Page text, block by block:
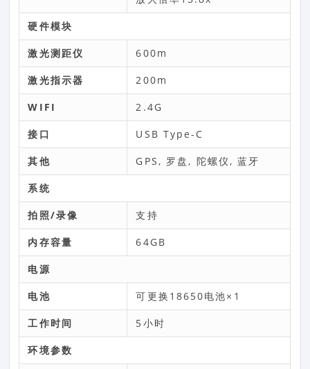
硬件模块
激光测距仪 600m
激光指示器 200m
WIFI 2.4G
接口 USB Type-C
其他 GPS, 罗盘, 陀螺仪, 蓝牙
系统
拍照/录像 支持
内存容量 64GB
电源
电池 可更换18650电池×1
工作时间 5小时
环境参数